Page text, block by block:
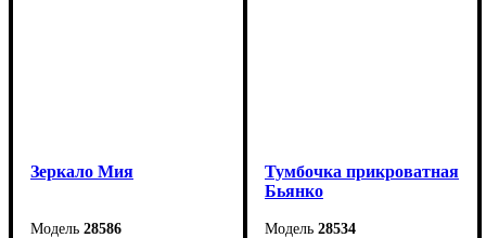
Зеркало Мия
28586
Тумбочка прикроватная
Бьянко
28534